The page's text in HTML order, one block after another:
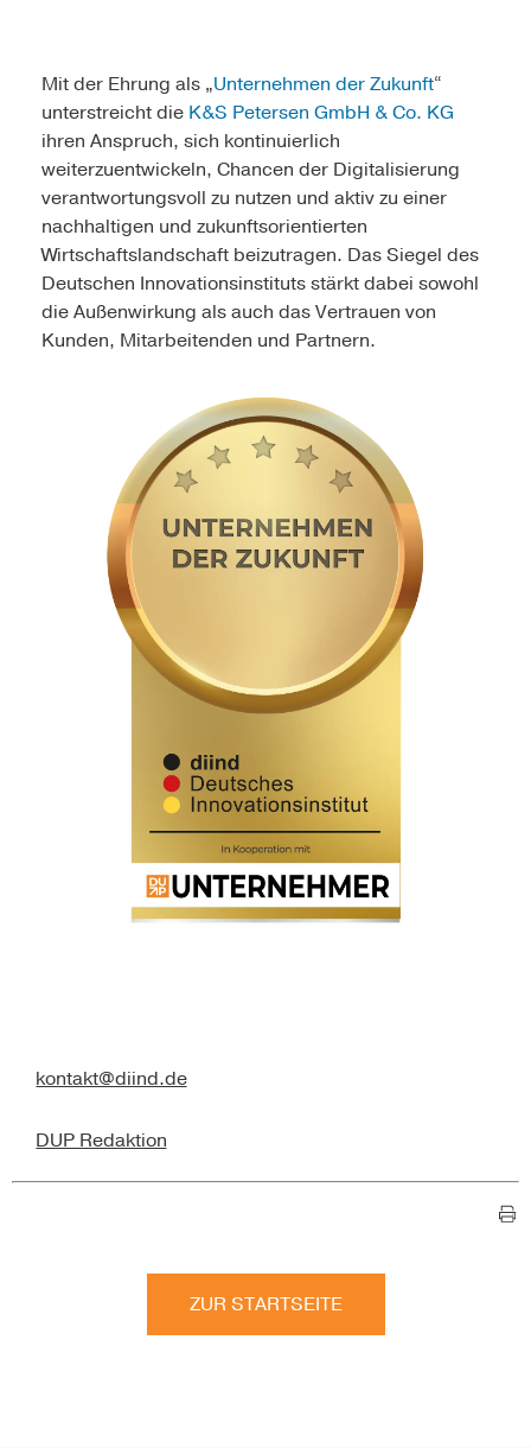
Mit der Ehrung als „Unternehmen der Zukunft“
unterstreicht die K&S Petersen GmbH & Co. KG
ihren Anspruch, sich kontinuierlich
weiterzuentwickeln, Chancen der Digitalisierung
verantwortungsvoll zu nutzen und aktiv zu einer
nachhaltigen und zukunftsorientierten
Wirtschaftslandschaft beizutragen. Das Siegel des
Deutschen Innovationsinstituts stärkt dabei sowohl
die Außenwirkung als auch das Vertrauen von
Kunden, Mitarbeitenden und Partnern.
kontakt@diind.de
DUP Redaktion
ZUR STARTSEITE